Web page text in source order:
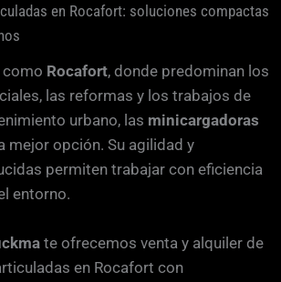
en Rocafort: soluciones compactas
como Rocafort, donde predominan los
las reformas y los trabajos de
urbano, las minicargadoras
mejor opción. Su agilidad y
permiten trabajar con eficiencia
entorno.
te ofrecemos venta y alquiler de
en Rocafort con